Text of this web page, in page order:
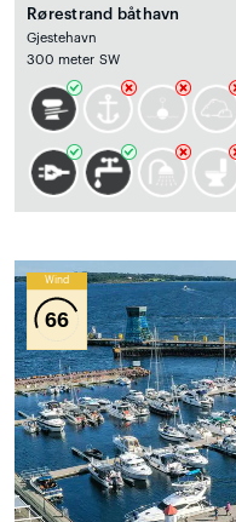
Rørestrand båthavn
Gjestehavn
300 meter SW
Wind
66